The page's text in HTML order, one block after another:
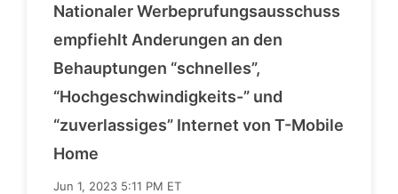
Nationaler Werbeprufungsausschuss
empfiehlt Anderungen an den
Behauptungen “schnelles”,
“Hochgeschwindigkeits-” und
“zuverlassiges” Internet von T-Mobile
Home
Jun 1, 2023 5:11 PM ET